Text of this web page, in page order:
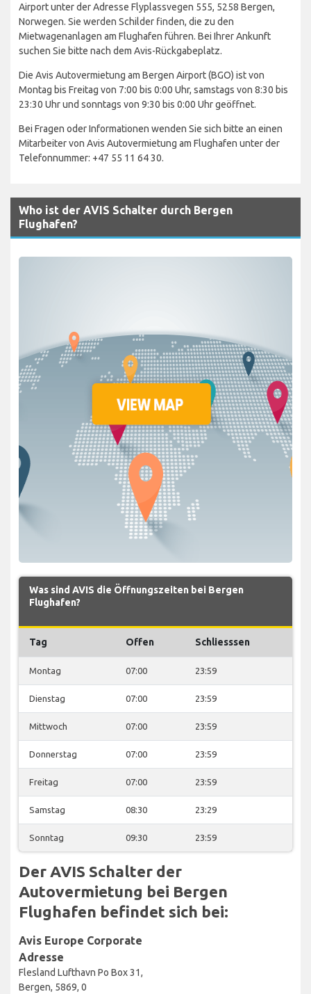
Airport unter der Adresse Flyplassvegen 555, 5258 Bergen,
Norwegen. Sie werden Schilder finden, die zu den
Mietwagenanlagen am Flughafen führen. Bei Ihrer Ankunft
suchen Sie bitte nach dem Avis-Rückgabeplatz.
Die Avis Autovermietung am Bergen Airport (BGO) ist von
Montag bis Freitag von 7:00 bis 0:00 Uhr, samstags von 8:30 bis
23:30 Uhr und sonntags von 9:30 bis 0:00 Uhr geöffnet.
Bei Fragen oder Informationen wenden Sie sich bitte an einen
Mitarbeiter von Avis Autovermietung am Flughafen unter der
Telefonnummer: +47 55 11 64 30.
Who ist der AVIS Schalter durch Bergen
Flughafen?
Was sind AVIS die Öffnungszeiten bei Bergen
Flughafen?
Tag Offen Schliesssen
Montag 07:00 23:59
Dienstag 07:00 23:59
Mittwoch 07:00 23:59
Donnerstag 07:00 23:59
Freitag 07:00 23:59
Samstag 08:30 23:29
Sonntag 09:30 23:59
Der AVIS Schalter der
Autovermietung bei Bergen
Flughafen befindet sich bei:
Avis Europe Corporate
Adresse
Flesland Lufthavn Po Box 31,
Bergen, 5869, 0